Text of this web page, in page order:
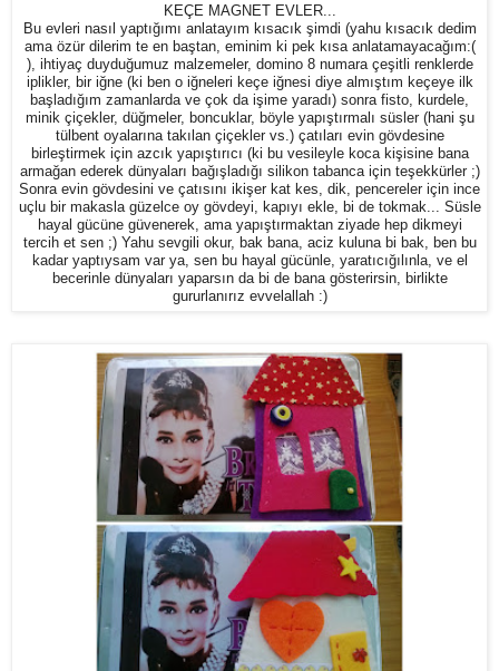
KEÇE MAGNET EVLER...
Bu evleri nasıl yaptığımı anlatayım kısacık şimdi (yahu kısacık dedim
ama özür dilerim te en baştan, eminim ki pek kısa anlatamayacağım:(
), ihtiyaç duyduğumuz malzemeler, domino 8 numara çeşitli renklerde
iplikler, bir iğne (ki ben o iğneleri keçe iğnesi diye almıştım keçeye ilk
başladığım zamanlarda ve çok da işime yaradı) sonra fisto, kurdele,
minik çiçekler, düğmeler, boncuklar, böyle yapıştırmalı süsler (hani şu
tülbent oyalarına takılan çiçekler vs.) çatıları evin gövdesine
birleştirmek için azcık yapıştırıcı (ki bu vesileyle koca kişisine bana
armağan ederek dünyaları bağışladığı silikon tabanca için teşekkürler ;)
Sonra evin gövdesini ve çatısını ikişer kat kes, dik, pencereler için ince
uçlu bir makasla güzelce oy gövdeyi, kapıyı ekle, bi de tokmak... Süsle
hayal gücüne güvenerek, ama yapıştırmaktan ziyade hep dikmeyi
tercih et sen ;) Yahu sevgili okur, bak bana, aciz kuluna bi bak, ben bu
kadar yaptıysam var ya, sen bu hayal gücünle, yaratıcığılınla, ve el
becerinle dünyaları yaparsın da bi de bana gösterirsin, birlikte
gururlanırız evvelallah :)